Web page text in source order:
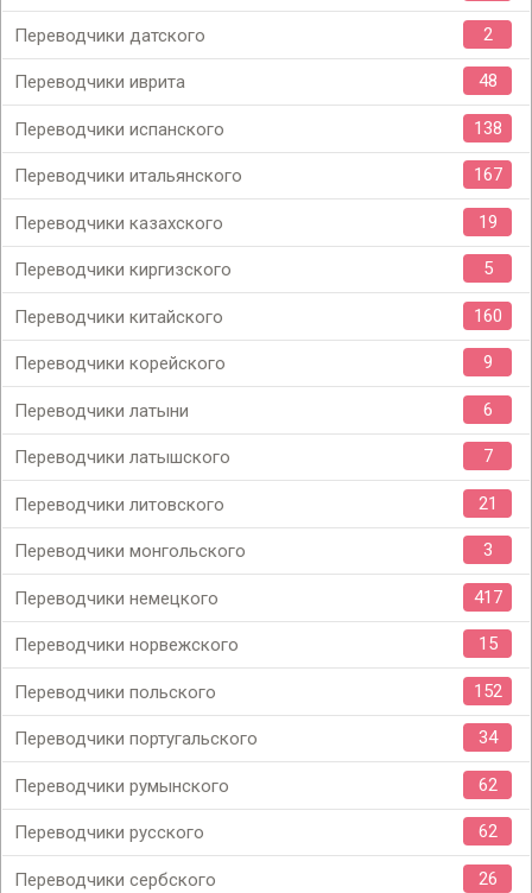
Переводчики датского 2
Переводчики иврита 48
Переводчики испанского 138
Переводчики итальянского 167
Переводчики казахского 19
Переводчики киргизского 5
Переводчики китайского 160
Переводчики корейского 9
Переводчики латыни 6
Переводчики латышского 7
Переводчики литовского 21
Переводчики монгольского 3
Переводчики немецкого 417
Переводчики норвежского 15
Переводчики польского 152
Переводчики португальского 34
Переводчики румынского 62
Переводчики русского 62
Переводчики сербского 26